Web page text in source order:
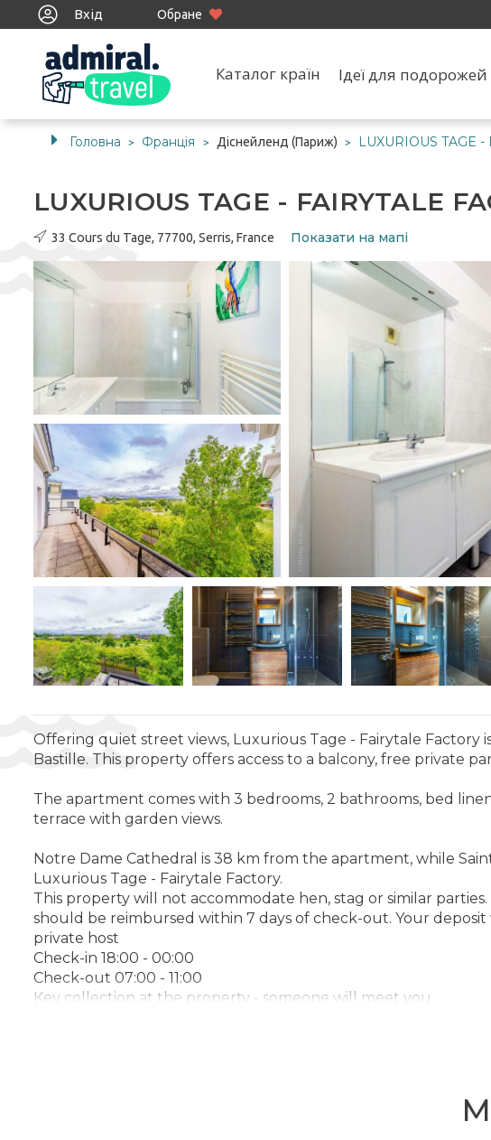
Вхід Обране
Каталог країн Ідеї для подорожей
Головна > Франція > Діснейленд (Париж) > LUXURIOUS TAGE -
LUXURIOUS TAGE - FAIRYTALE
33 Cours du Tage, 77700, Serris, France Показати на мапі
Offering quiet street views, Luxurious Tage - Fairytale Factory
Bastille. This property offers access to a balcony, free private
The apartment comes with 3 bedrooms, 2 bathrooms, bed
terrace with garden views.
Notre Dame Cathedral is 38 km from the apartment, while
Luxurious Tage - Fairytale Factory.
This property will not accommodate hen, stag or similar
should be reimbursed within 7 days of check-out. Your
private host
Check-in 18:00 - 00:00
Check-out 07:00 - 11:00
Key collection at the property - someone will meet you.